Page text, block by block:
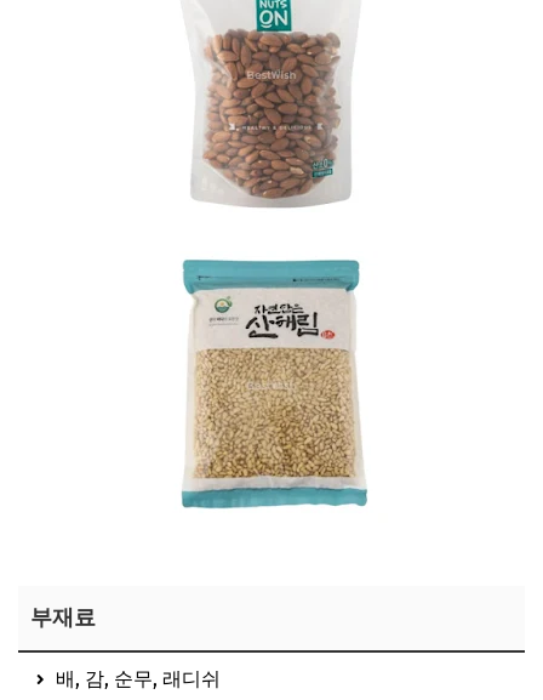
부재료
배, 감, 순무, 래디쉬